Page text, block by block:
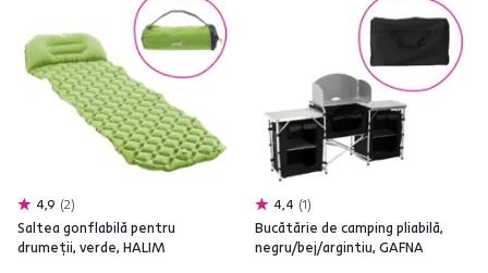
4,9 2
Saltea gonflabilă pentru
drumeţii, verde, HALIM
4,4 1
Bucătărie de camping pliabilă,
negru/bej/argintiu, GAFNA